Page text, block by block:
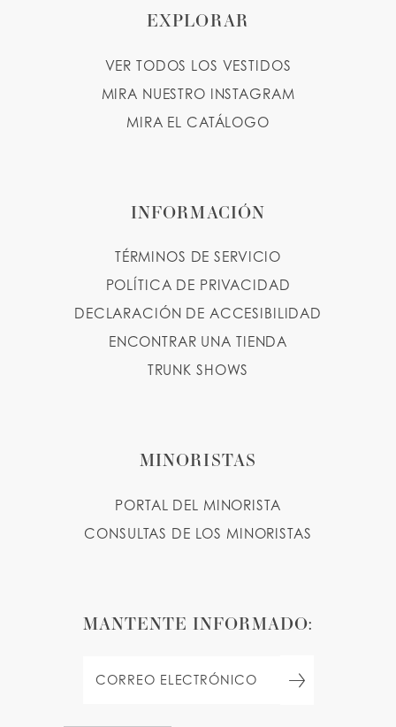
EXPLORAR
VER TODOS LOS VESTIDOS
MIRA NUESTRO INSTAGRAM
MIRA EL CATÁLOGO
INFORMACIÓN
TÉRMINOS DE SERVICIO
POLÍTICA DE PRIVACIDAD
DECLARACIÓN DE ACCESIBILIDAD
ENCONTRAR UNA TIENDA
TRUNK SHOWS
MINORISTAS
PORTAL DEL MINORISTA
CONSULTAS DE LOS MINORISTAS
MANTENTE INFORMADO: